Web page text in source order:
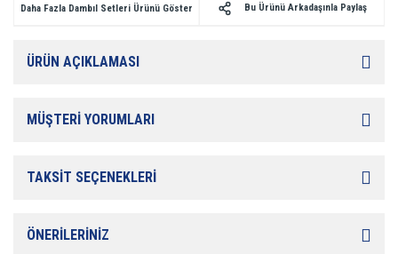
Daha Fazla Dambıl Setleri Ürünü Göster Bu Ürünü Arkadaşınla Paylaş
ÜRÜN AÇIKLAMASI
MÜŞTERİ YORUMLARI
TAKSİT SEÇENEKLERİ
ÖNERİLERİNİZ